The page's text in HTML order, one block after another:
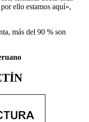
ello estamos aquí»,
más del 90 % son